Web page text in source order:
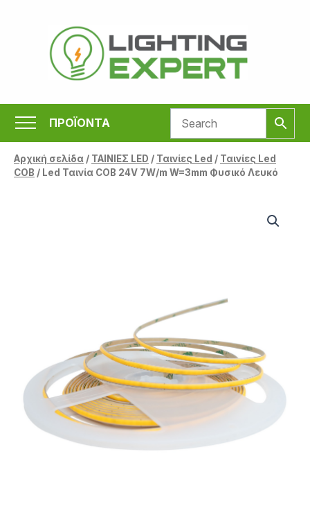
περιεχόμενο
ΠΡΟΪΟΝΤΑ
Αρχική σελίδα/ ΤΑΙΝΙΕΣ LED / Ταινίες Led / Ταινίες Led
COB / Led Ταινία COB 24V 7W/m W=3mm Φυσικό Λευκό